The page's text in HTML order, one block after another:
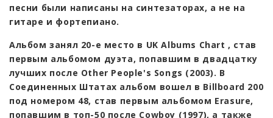
песни были написаны на синтезаторах, а не на
гитаре и фортепиано.
Альбом занял 20-е место в UK Albums Chart , став
первым альбомом дуэта, попавшим в двадцатку
лучших после Other People's Songs (2003). В
Соединенных Штатах альбом вошел в Billboard 200
под номером 48, став первым альбомом Erasure,
попавшим в топ-50 после Cowboy (1997), а также